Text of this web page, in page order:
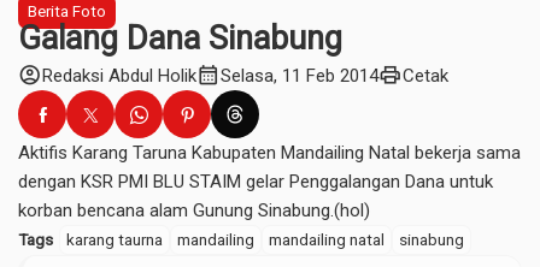
Berita Foto
Galang Dana Sinabung
account_circleRedaksi Abdul Holikcalendar_monthSelasa, 11 Feb 2014printCetak
Aktifis Karang Taruna Kabupaten Mandailing Natal bekerja sama
dengan KSR PMI BLU STAIM gelar Penggalangan Dana untuk
korban bencana alam Gunung Sinabung.(hol)
Tags karang taurna mandailing mandailing natal sinabung